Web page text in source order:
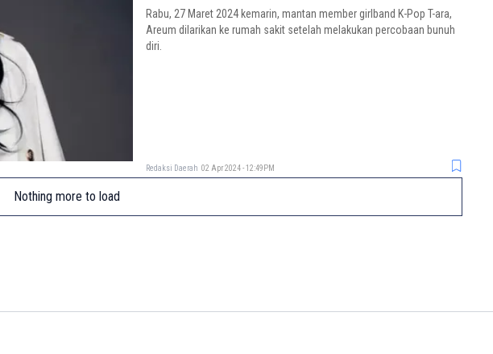
Rabu, 27 Maret 2024 kemarin, mantan member girlband K-Pop T-ara,
Areum dilarikan ke rumah sakit setelah melakukan percobaan bunuh
diri.
Redaksi Daerah 02 Apr 2024 - 12:49PM
Nothing more to load